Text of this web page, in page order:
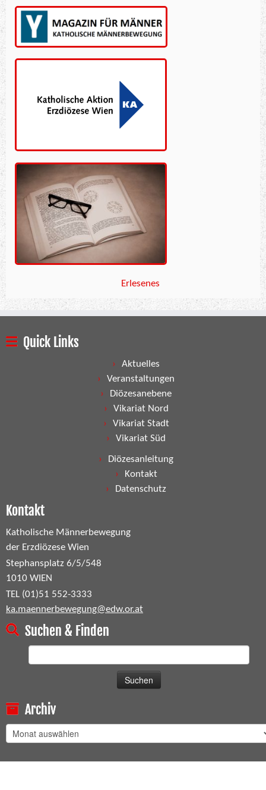
Erlesenes
Quick Links
Aktuelles
Veranstaltungen
Diözesanebene
Vikariat Nord
Vikariat Stadt
Vikariat Süd
Diözesanleitung
Kontakt
Datenschutz
Kontakt
Katholische Männerbewegung
der Erzdiözese Wien
Stephansplatz 6/5/548
1010 WIEN
TEL (01)51 552-3333
ka.maennerbewegung@edw.or.at
Suchen & Finden
Archiv
Archiv